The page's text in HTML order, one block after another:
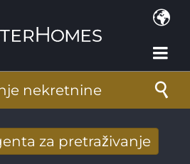
nekretnine
za pretraživanje